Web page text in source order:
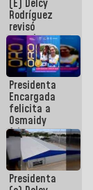
y del Caribe
2026
(E) Delcy
Rodríguez
revisó
agenda
económica y
ejecución de
fondos de
emergencia
post-sismos
Presidenta
Encargada
felicita a
Osmaidy
Arias y
Giraly
Marcano por
hacer
historia en
Presidenta